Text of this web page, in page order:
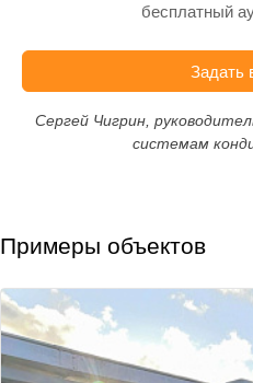
бесплатный
Задать
Сергей Чигрин,
системам
Примеры объектов